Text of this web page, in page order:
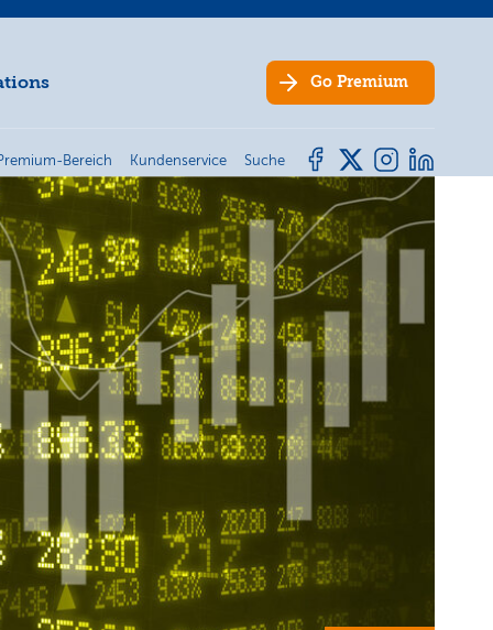
Go Premium
Bereich Kundenservice Suche